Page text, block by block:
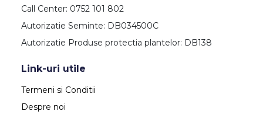
Call Center: 0752 101 802
Autorizatie Seminte: DB034500C
Autorizatie Produse protectia plantelor: DB138
Link-uri utile
Termeni si Conditii
Despre noi